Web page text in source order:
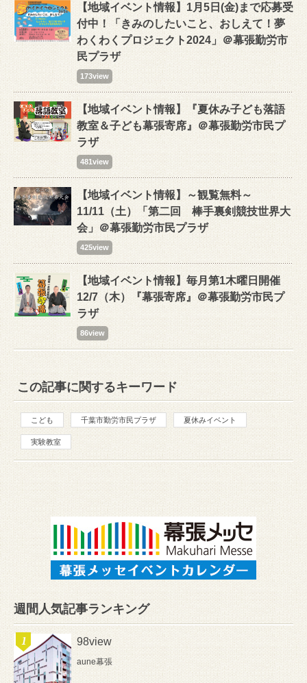
【地域イベント情報】1月5日(金)まで応募受
付中！「きみのしたいこと、おしえて！夢
わくわくプロジェクト2024」＠幕張勤労市
民プラザ
173view
【地域イベント情報】『夏休み子ども落語
教室＆子ども幕張寄席』＠幕張勤労市民プ
ラザ
481view
【地域イベント情報】～観覧無料～
11/11（土）「第二回 棒手裏剣競技世界大
会」＠幕張勤労市民プラザ
425view
【地域イベント情報】毎月第1木曜日開催
12/7（木）『幕張寄席』＠幕張勤労市民プ
ラザ
86view
この記事に関するキーワード
こども 千葉市勤労市民プラザ 夏休みイベント
実験教室
週間人気記事ランキング
98view
aune幕張